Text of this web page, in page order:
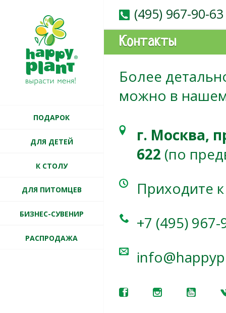
ПОДАРОК
ДЛЯ ДЕТЕЙ
К СТОЛУ
ДЛЯ ПИТОМЦЕВ
БИЗНЕС-СУВЕНИР
РАСПРОДАЖА
(495) 967-90-63
Контакты
Более
можно в
г. Москва,
622 (по
Приходите
+7 (495) 967-